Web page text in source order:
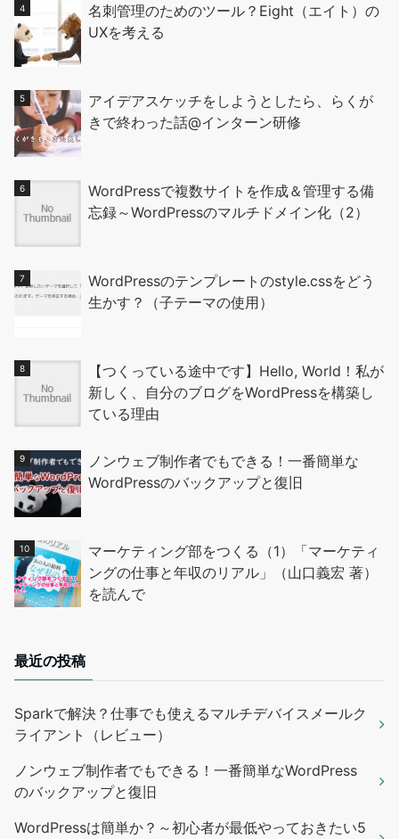
名刺管理のためのツール？Eight（エイト）の
UXを考える
アイデアスケッチをしようとしたら、らくが
きで終わった話@インターン研修
WordPressで複数サイトを作成＆管理する備
忘録～WordPressのマルチドメイン化（2）
WordPressのテンプレートのstyle.cssをどう
生かす？（子テーマの使用）
【つくっている途中です】Hello, World！私が
新しく、自分のブログをWordPressを構築し
ている理由
ノンウェブ制作者でもできる！一番簡単な
WordPressのバックアップと復旧
マーケティング部をつくる（1）「マーケティ
ングの仕事と年収のリアル」（山口義宏 著）
を読んで
最近の投稿
Sparkで解決？仕事でも使えるマルチデバイスメールク
ライアント（レビュー）
ノンウェブ制作者でもできる！一番簡単なWordPress
のバックアップと復旧
WordPressは簡単か？～初心者が最低やっておきたい5